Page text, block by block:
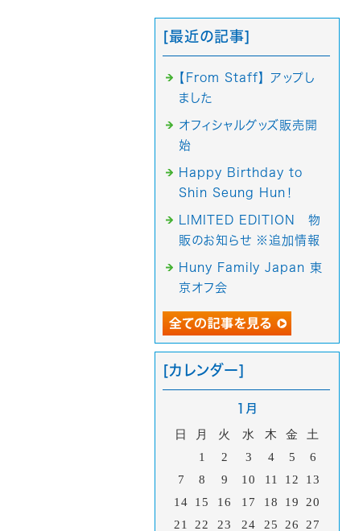
[最近の記事]
【From Staff】 アップし
ました
オフィシャルグッズ販売開
始
Happy Birthday to
Shin Seung Hun！
LIMITED EDITION 物
販のお知らせ ※追加情報
Huny Family Japan 東
京オフ会
[カレンダー]
1月
日 月 火 水 木 金
土
1
2 3 4 5
6
7
8 9 10 11 12
13
14
15 16 17 18 19
20
21
22 23 24 25 26
27